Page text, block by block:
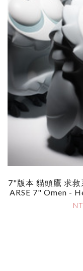
7"版本 貓頭鷹 求
ARSE 7" Omen -